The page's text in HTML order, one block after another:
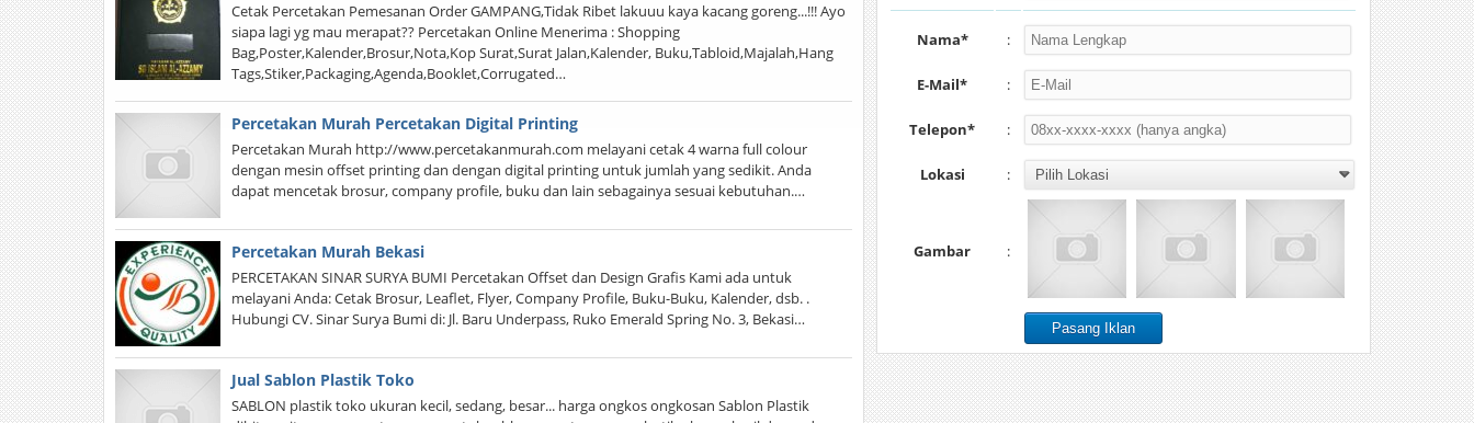
Cetak Percetakan Pemesanan Order GAMPANG,Tidak Ribet lakuuu kaya kacang goreng...!!! Ayo
siapa lagi yg mau merapat?? Percetakan Online Menerima : Shopping
Bag,Poster,Kalender,Brosur,Nota,Kop Surat,Surat Jalan,Kalender, Buku,Tabloid,Majalah,Hang
Tags,Stiker,Packaging,Agenda,Booklet,Corrugated…
Percetakan Murah Percetakan Digital Printing
Percetakan Murah http://www.percetakanmurah.com melayani cetak 4 warna full colour
dengan mesin offset printing dan dengan digital printing untuk jumlah yang sedikit. Anda
dapat mencetak brosur, company profile, buku dan lain sebagainya sesuai kebutuhan.…
Percetakan Murah Bekasi
PERCETAKAN SINAR SURYA BUMI Percetakan Offset dan Design Grafis Kami ada untuk
melayani Anda: Cetak Brosur, Leaflet, Flyer, Company Profile, Buku-Buku, Kalender, dsb. .
Hubungi CV. Sinar Surya Bumi di: Jl. Baru Underpass, Ruko Emerald Spring No. 3, Bekasi…
Jual Sablon Plastik Toko
SABLON plastik toko ukuran kecil, sedang, besar... harga ongkos ongkosan Sablon Plastik
Nama* :
E-Mail* :
Telepon* :
Lokasi :
Gambar :